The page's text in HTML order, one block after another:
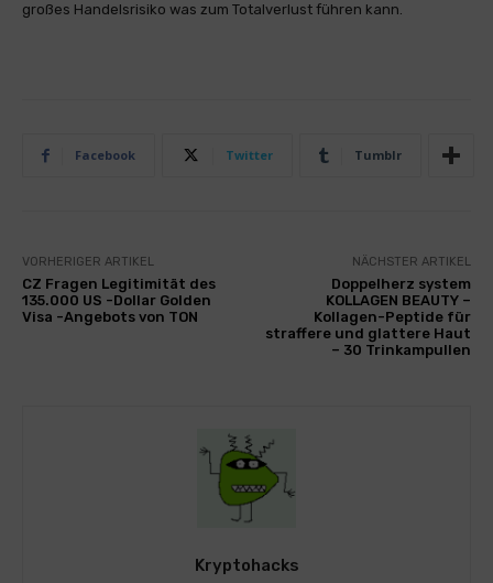
großes Handelsrisiko was zum Totalverlust führen kann.
Facebook Twitter Tumblr
VORHERIGER ARTIKEL
CZ Fragen Legitimität des
135.000 US -Dollar Golden
Visa -Angebots von TON
NÄCHSTER ARTIKEL
Doppelherz system
KOLLAGEN BEAUTY –
Kollagen-Peptide für
straffere und glattere Haut
– 30 Trinkampullen
Kryptohacks